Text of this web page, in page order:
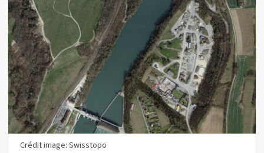
Crédit image: Swisstopo